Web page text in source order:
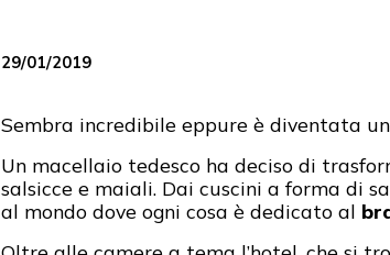
29/01/2019
Sembra incredibile eppure è diventata
Un macellaio tedesco ha deciso di
salsicce e maiali. Dai cuscini a forma di
al mondo dove ogni cosa è dedicato al